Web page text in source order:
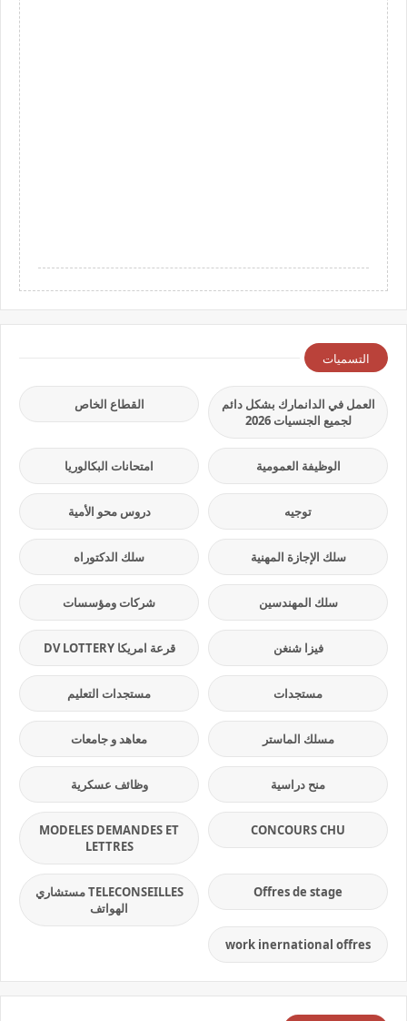
التسميات
العمل في الدانمارك بشكل دائم
لجميع الجنسيات 2026
القطاع الخاص
الوظيفة العمومية امتحانات البكالوريا
توجيه دروس محو الأمية
سلك الإجازة المهنية سلك الدكتوراه
سلك المهندسين شركات ومؤسسات
فيزا شنغن قرعة امريكا DV LOTTERY
مستجدات مستجدات التعليم
مسلك الماستر معاهد و جامعات
منح دراسية وظائف عسكرية
CONCOURS CHU
MODELES DEMANDES ET
LETTRES
Offres de stage
TELECONSEILLES مستشاري
الهواتف
work inernational offres